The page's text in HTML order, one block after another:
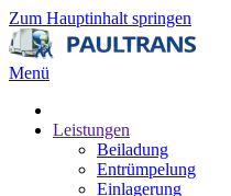
Zum Hauptinhalt springen
Menü
Leistungen
Beiladung
Entrümpelung
Einlagerung